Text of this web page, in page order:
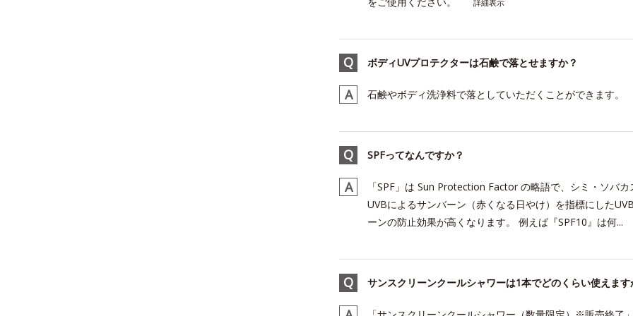
詳細表示
ボディUVプロテクターは石鹸で落とせますか？
石鹸やボディ洗浄料で落としていただくことができます。
SPFってなんですか？
「SPF」は Sun Protection Factor の略語で、シミ・ソバ
UVBによるサンバーン（赤くなる日やけ）を指標にした
ーンの防止効果が高くなります。 例えば『SPF10』は何...
サンスクリーンクールシャワーは1本でどのくらい使えます